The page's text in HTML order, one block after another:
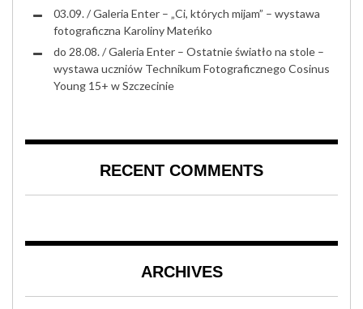
03.09. / Galeria Enter – „Ci, których mijam” – wystawa
fotograficzna Karoliny Mateńko
do 28.08. / Galeria Enter – Ostatnie światło na stole –
wystawa uczniów Technikum Fotograficznego Cosinus
Young 15+ w Szczecinie
RECENT COMMENTS
ARCHIVES